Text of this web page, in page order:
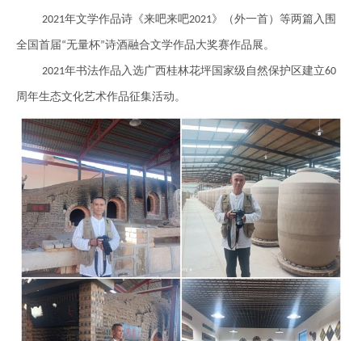
2021年文学作品诗《来吧来吧2021》（外一首）等两篇入 围
全国首届“无量杯”诗酒融合文学作品大奖赛作品展 。
2021年书法作品入选广西桂林花坪国家级自然保护区建立60
周年生态文化艺术作品征集活动。